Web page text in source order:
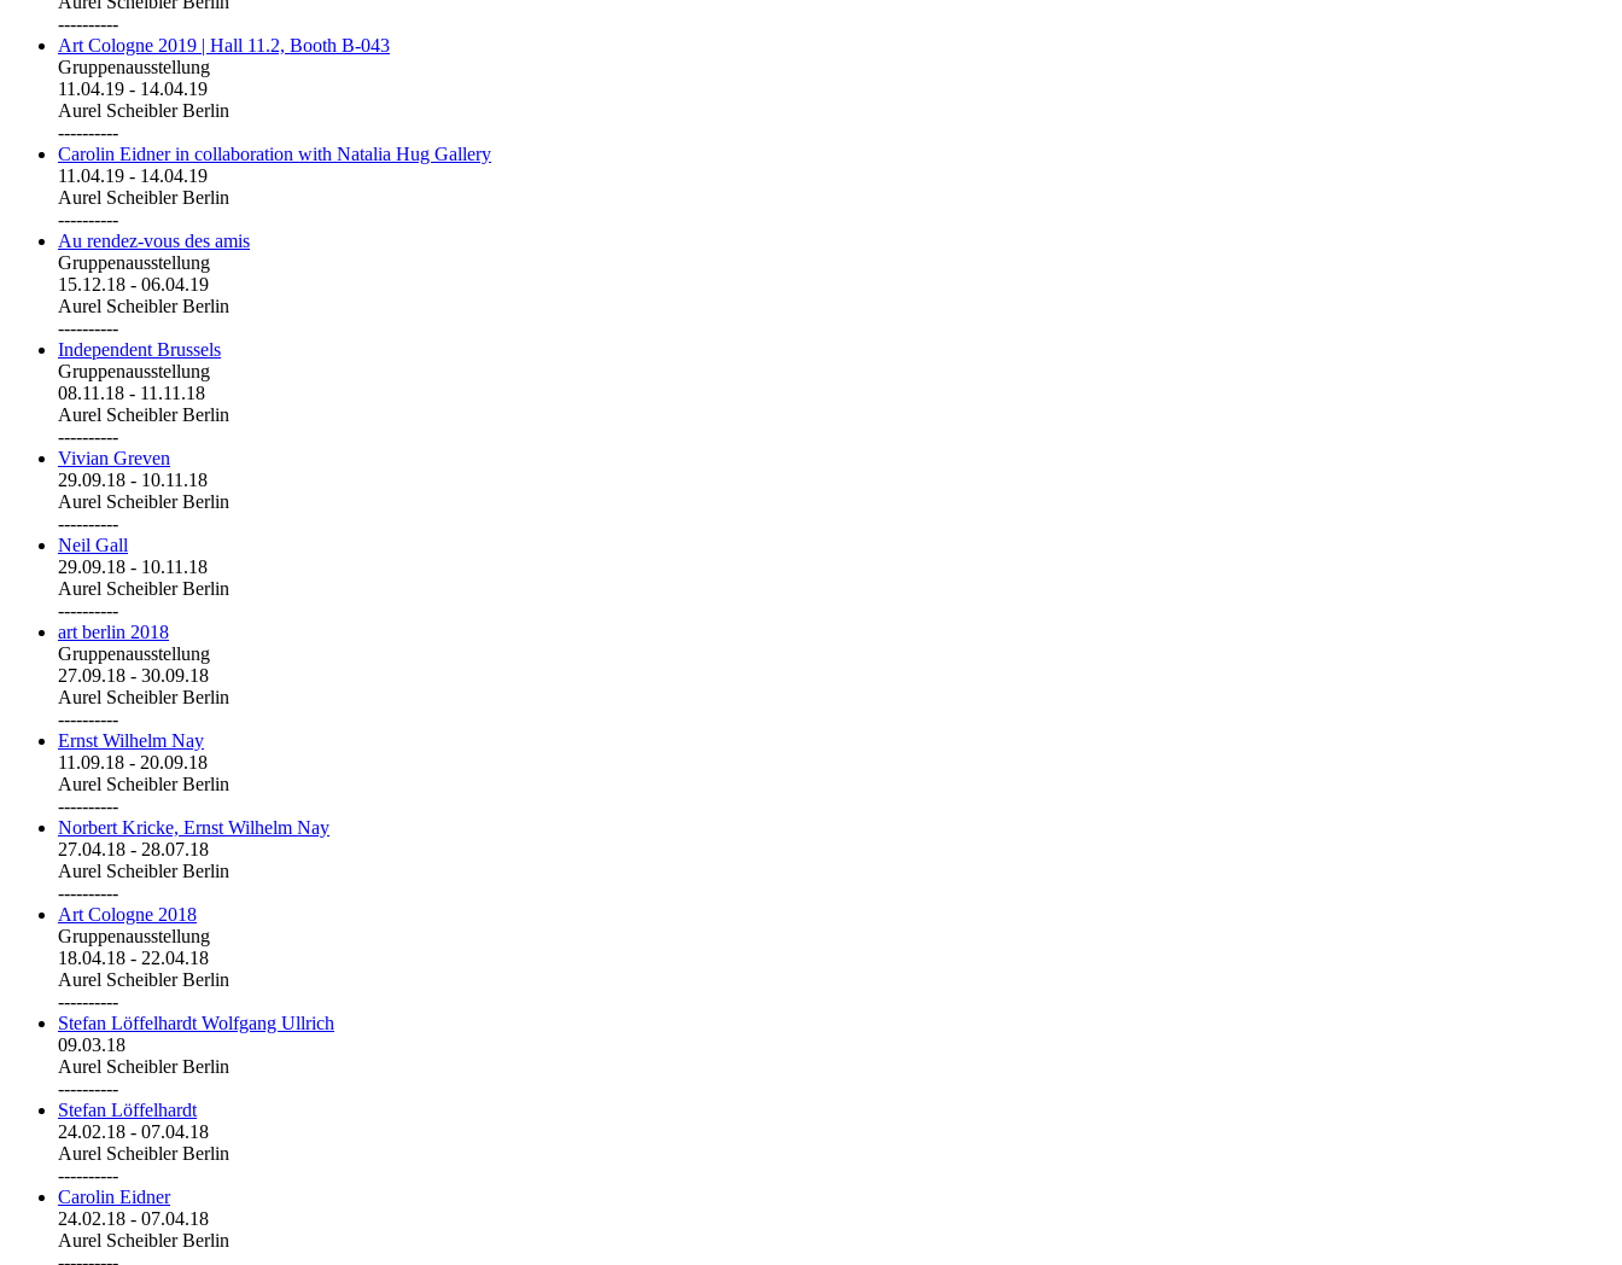
----------
Art Cologne 2019 | Hall 11.2, Booth B-043
Gruppenausstellung
11.04.19 - 14.04.19
Aurel Scheibler Berlin
----------
Carolin Eidner in collaboration with Natalia Hug Gallery
11.04.19 - 14.04.19
Aurel Scheibler Berlin
----------
Au rendez-vous des amis
Gruppenausstellung
15.12.18 - 06.04.19
Aurel Scheibler Berlin
----------
Independent Brussels
Gruppenausstellung
08.11.18 - 11.11.18
Aurel Scheibler Berlin
----------
Vivian Greven
29.09.18 - 10.11.18
Aurel Scheibler Berlin
----------
Neil Gall
29.09.18 - 10.11.18
Aurel Scheibler Berlin
----------
art berlin 2018
Gruppenausstellung
27.09.18 - 30.09.18
Aurel Scheibler Berlin
----------
Ernst Wilhelm Nay
11.09.18 - 20.09.18
Aurel Scheibler Berlin
----------
Norbert Kricke, Ernst Wilhelm Nay
27.04.18 - 28.07.18
Aurel Scheibler Berlin
----------
Art Cologne 2018
Gruppenausstellung
18.04.18 - 22.04.18
Aurel Scheibler Berlin
----------
Stefan Löffelhardt Wolfgang Ullrich
09.03.18
Aurel Scheibler Berlin
----------
Stefan Löffelhardt
24.02.18 - 07.04.18
Aurel Scheibler Berlin
----------
Carolin Eidner
24.02.18 - 07.04.18
Aurel Scheibler Berlin